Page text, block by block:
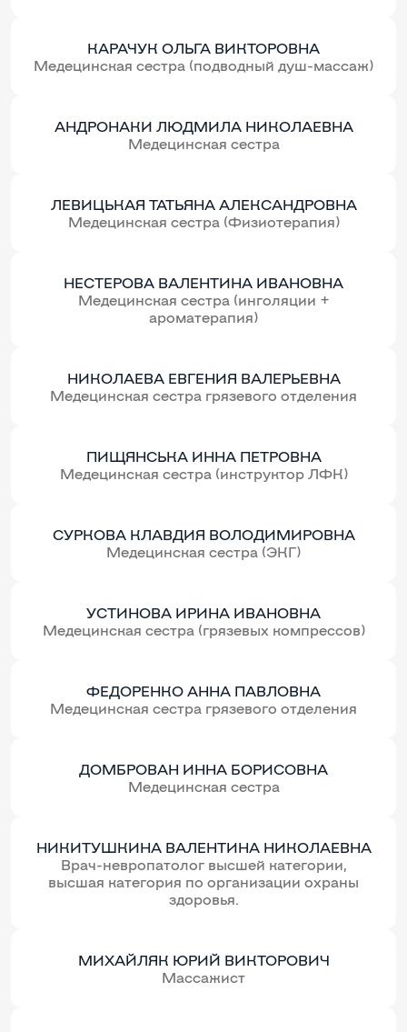
КАРАЧУК ОЛЬГА ВИКТОРОВНА
Медецинская сестра (подводный душ-массаж)
АНДРОНАКИ ЛЮДМИЛА НИКОЛАЕВНА
Медецинская сестра
ЛЕВИЦЬКАЯ ТАТЬЯНА АЛЕКСАНДРОВНА
Медецинская сестра (Физиотерапия)
НЕСТЕРОВА ВАЛЕНТИНА ИВАНОВНА
Медецинская сестра (инголяции +
ароматерапия)
НИКОЛАЕВА ЕВГЕНИЯ ВАЛЕРЬЕВНА
Медецинская сестра грязевого отделения
ПИЩЯНСЬКА ИННА ПЕТРОВНА
Медецинская сестра (инструктор ЛФК)
СУРКОВА КЛАВДИЯ ВOЛOДИМИРОВНА
Медецинская сестра (ЭКГ)
УСТИНОВА ИРИНА ИВАНОВНА
Медецинская сестра (грязевых компрессов)
ФЕДОРЕНКО АННА ПАВЛОВНА
Медецинская сестра грязевого отделения
ДОМБРОВАН ИННА БОРИСОВНА
Медецинская сестра
НИКИТУШКИНА ВАЛЕНТИНА НИКОЛАЕВНА
Врач-невропатолог высшей категории,
высшая категория по организации охраны
здоровья.
МИХАЙЛЯК ЮРИЙ ВИКТОРОВИЧ
Массажист